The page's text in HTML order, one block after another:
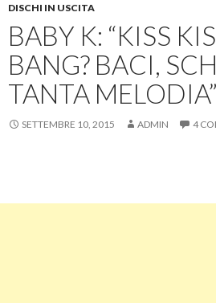
DISCHI IN USCITA
BABY K: “KISS
BANG? BACI,
TANTA MELODIA”
SETTEMBRE 10, 2015 ADMIN 4